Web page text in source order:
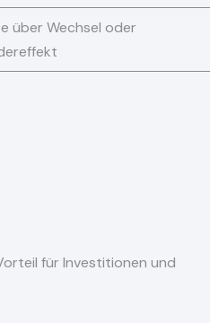
über Wechsel oder
für Investitionen und